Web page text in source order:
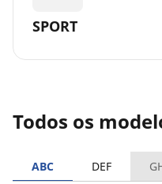
SPORT
Todos os
ABC DEF